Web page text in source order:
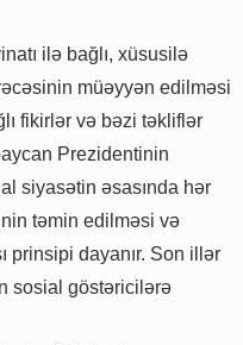
ilə bağlı, xüsusilə
müəyyən edilməsi
fikirlər və bəzi təkliflər
Prezidentinin
siyasətin əsasında hər
təmin edilməsi və
prinsipi dayanır. Son illər
sosial göstəricilərə